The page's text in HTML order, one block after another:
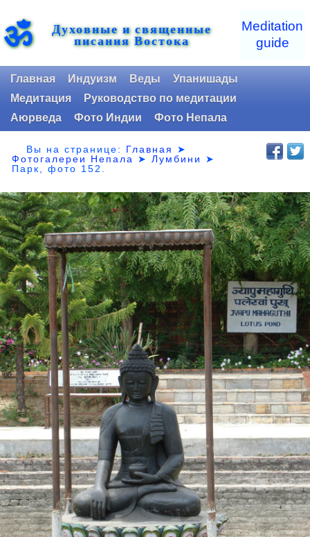
ॐ Духовные и священные
писания Востока
Meditation
guide
Главная Индуизм Веды
Упанишады
Медитация
Руководство по медитации
Аюрведа
Фото Индии Фото Непала
Вы на странице: Главная
➤
Фотогалереи Непала
➤Лумбини
➤
Парк,фото 152.